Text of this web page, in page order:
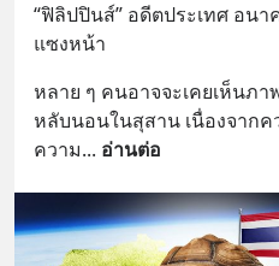
“ฟิลิปปินส์” อดีตประเทศ อน
แซงหน้า
หลาย ๆ คนอาจจะเคยเห็นภ
หลับนอนในสุสาน เนื่องจาก
ความ... อ่านต่อ